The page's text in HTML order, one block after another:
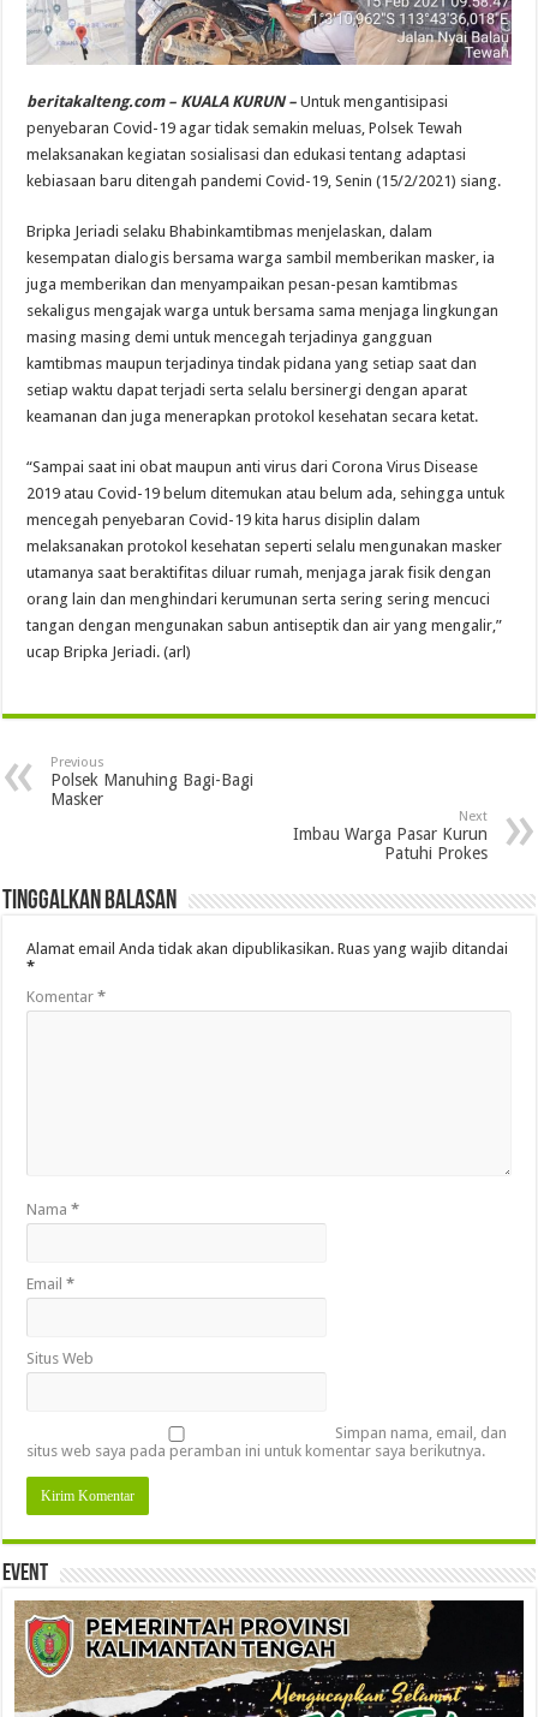
beritakalteng.com – KUALA KURUN – Untuk mengantisipasi
penyebaran Covid-19 agar tidak semakin meluas, Polsek Tewah
melaksanakan kegiatan sosialisasi dan edukasi tentang adaptasi
kebiasaan baru ditengah pandemi Covid-19, Senin (15/2/2021) siang.
Bripka Jeriadi selaku Bhabinkamtibmas menjelaskan, dalam
kesempatan dialogis bersama warga sambil memberikan masker, ia
juga memberikan dan menyampaikan pesan-pesan kamtibmas
sekaligus mengajak warga untuk bersama sama menjaga lingkungan
masing masing demi untuk mencegah terjadinya gangguan
kamtibmas maupun terjadinya tindak pidana yang setiap saat dan
setiap waktu dapat terjadi serta selalu bersinergi dengan aparat
keamanan dan juga menerapkan protokol kesehatan secara ketat.
“Sampai saat ini obat maupun anti virus dari Corona Virus Disease
2019 atau Covid-19 belum ditemukan atau belum ada, sehingga untuk
mencegah penyebaran Covid-19 kita harus disiplin dalam
melaksanakan protokol kesehatan seperti selalu mengunakan masker
utamanya saat beraktifitas diluar rumah, menjaga jarak fisik dengan
orang lain dan menghindari kerumunan serta sering sering mencuci
tangan dengan mengunakan sabun antiseptik dan air yang mengalir,”
ucap Bripka Jeriadi. (arl)
Previous
Polsek Manuhing Bagi-Bagi
Masker
Next
Imbau Warga Pasar Kurun
Patuhi Prokes
Tinggalkan Balasan
Alamat email Anda tidak akan dipublikasikan. Ruas yang wajib ditandai
*
Komentar*
Nama*
Email*
Situs Web
Simpan nama, email, dan
situs web saya pada peramban ini untuk komentar saya berikutnya.
Event